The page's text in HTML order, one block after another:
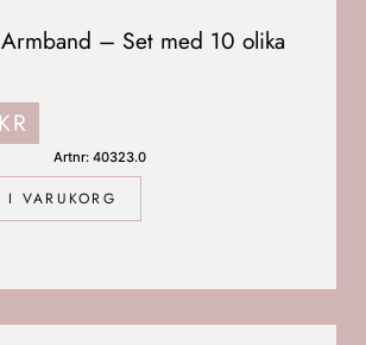
I VARUKORG
– Set med 10 olika
KR
Artnr: 40323.0